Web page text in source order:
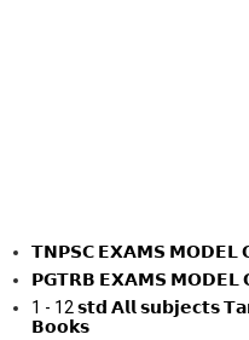
𝗧𝗡𝗣𝗦𝗖 𝗘𝗫𝗔𝗠𝗦 𝗠𝗢𝗗𝗘𝗟
𝗣𝗚𝗧𝗥𝗕 𝗘𝗫𝗔𝗠𝗦 𝗠𝗢𝗗𝗘𝗟
1 - 12 𝘀𝘁𝗱 𝗔𝗹𝗹 𝘀𝘂𝗯𝗷𝗲𝗰𝘁𝘀
𝗕𝗼𝗼𝗸𝘀